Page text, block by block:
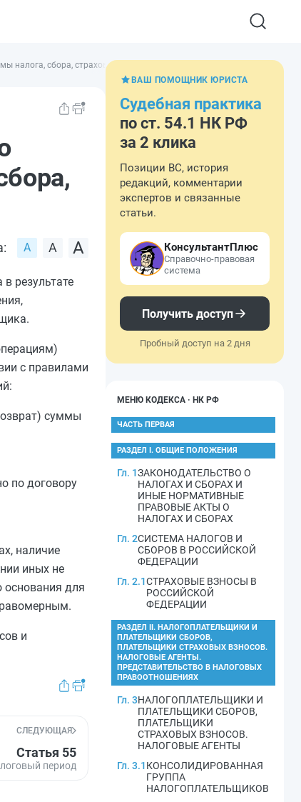
налога, сбора, страховых взносов
результате
с правилами
суммы
по договору
наличие
иных не
основания для
и
СЛЕДУЮЩАЯ
Статья 55
период
ВАШ ПОМОЩНИК ЮРИСТА
Судебная практика
по ст. 54.1 НК РФ
за 2 клика
Позиции ВС, история
редакций, комментарии
экспертов и связанные
статьи.
КонсультантПлюс
Справочно-правовая
система
Получить доступ
Пробный доступ на 2 дня
МЕНЮ КОДЕКСА · НК РФ
ЧАСТЬ ПЕРВАЯ
РАЗДЕЛ I. ОБЩИЕ ПОЛОЖЕНИЯ
Гл. 1ЗАКОНОДАТЕЛЬСТВО О
НАЛОГАХ И СБОРАХ И
ИНЫЕ НОРМАТИВНЫЕ
ПРАВОВЫЕ АКТЫ О
НАЛОГАХ И СБОРАХ
Гл. 2СИСТЕМА НАЛОГОВ И
СБОРОВ В РОССИЙСКОЙ
ФЕДЕРАЦИИ
Гл. 2.1СТРАХОВЫЕ ВЗНОСЫ В
РОССИЙСКОЙ
ФЕДЕРАЦИИ
РАЗДЕЛ II. НАЛОГОПЛАТЕЛЬЩИКИ И
ПЛАТЕЛЬЩИКИ СБОРОВ,
ПЛАТЕЛЬЩИКИ СТРАХОВЫХ ВЗНОСОВ.
НАЛОГОВЫЕ АГЕНТЫ.
ПРЕДСТАВИТЕЛЬСТВО В НАЛОГОВЫХ
ПРАВООТНОШЕНИЯХ
Гл. 3НАЛОГОПЛАТЕЛЬЩИКИ И
ПЛАТЕЛЬЩИКИ СБОРОВ,
ПЛАТЕЛЬЩИКИ
СТРАХОВЫХ ВЗНОСОВ.
НАЛОГОВЫЕ АГЕНТЫ
Гл. 3.1КОНСОЛИДИРОВАННАЯ
ГРУППА
НАЛОГОПЛАТЕЛЬЩИКОВ